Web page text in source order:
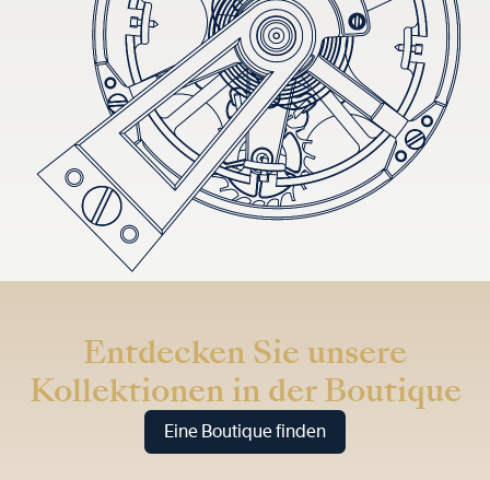
Entdecken Sie unsere
Kollektionen in der Boutique
Eine Boutique finden